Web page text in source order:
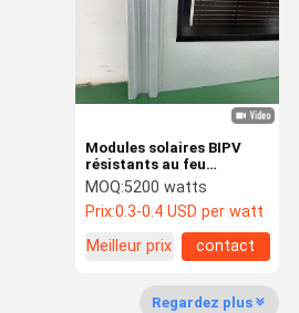
Modules solaires BIPV
résistants au feu
résistants à l'eau
Panneaux de toiture
photovoltaïques en acier
MOQ:5200 watts
Prix:0.3-0.4 USD per watt
Meilleur prix
contact
Regardez plus